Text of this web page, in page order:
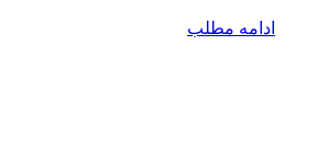
ادامه مطلب